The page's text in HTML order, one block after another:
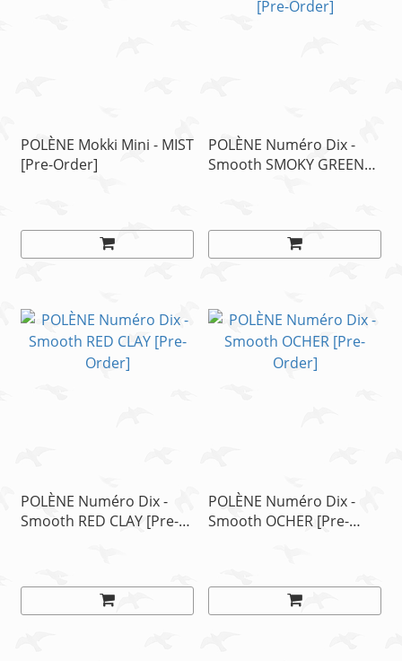
POLÈNE Mokki Mini - MIST
[Pre-Order]
POLÈNE Numéro Dix -
Smooth SMOKY GREEN
POLÈNE Numéro Dix -
Smooth RED CLAY [Pre-
POLÈNE Numéro Dix -
Smooth OCHER [Pre-